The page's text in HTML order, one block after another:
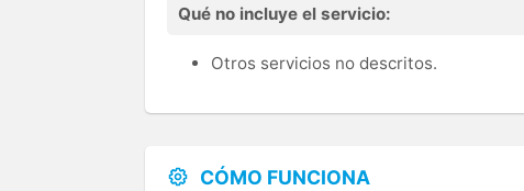
Qué no incluye el servicio:
Otros servicios no descritos.
CÓMO FUNCIONA